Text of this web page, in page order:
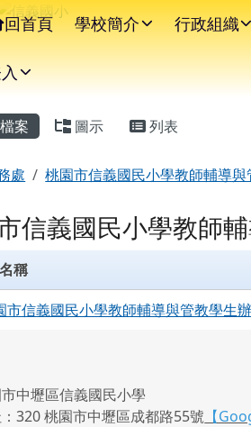
回首頁 學校簡介 行政組織
區域
案 圖示 列表
處 桃園市信義國民小學教師輔導
信義國民小學教師
稱
市信義國民小學教師輔導與管教學生
域
中壢區信義國民小學
320 桃園市中壢區成都路55號 【